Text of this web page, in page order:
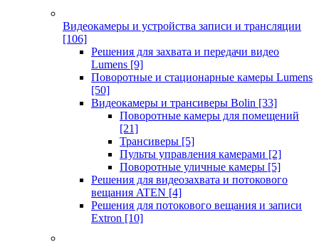
Видеокамеры и устройства записи и трансляции
[106]
Решения для захвата и передачи видео
Lumens [9]
Поворотные и стационарные камеры Lumens
[50]
Видеокамеры и трансиверы Bolin [33]
Поворотные камеры для помещений
[21]
Трансиверы [5]
Пульты управления камерами [2]
Поворотные уличные камеры [5]
Решения для видеозахвата и потокового
вещания ATEN [4]
Решения для потокового вещания и записи
Extron [10]